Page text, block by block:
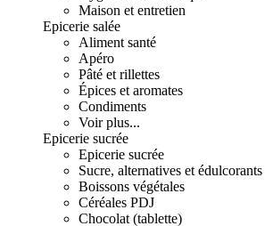
Maison et entretien
Epicerie salée
Aliment santé
Apéro
Pâté et rillettes
Épices et aromates
Condiments
Voir plus...
Epicerie sucrée
Epicerie sucrée
Sucre, alternatives et édulcorants
Boissons végétales
Céréales PDJ
Chocolat (tablette)